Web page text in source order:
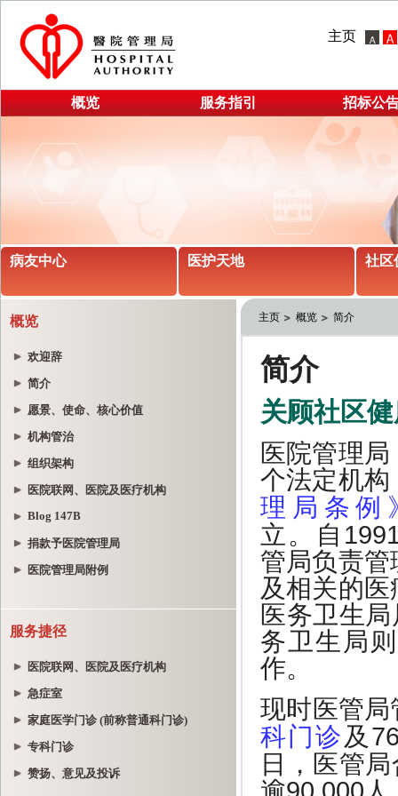
主页
概览 服务指引 招标公
病友中心 医护天地 社区
概览
欢迎辞
简介
愿景、使命、核心价值
机构管治
组织架构
医院联网、医院及医疗机构
Blog 147B
捐款予医院管理局
医院管理局附例
服务捷径
医院联网、医院及医疗机构
急症室
家庭医学门诊 (前称普通科门诊)
专科门诊
赞扬、意见及投诉
主页 概览 简介